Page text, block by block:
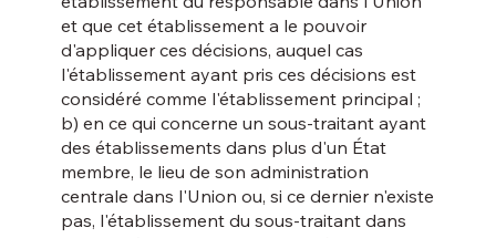
et que cet établissement a le pouvoir
d'appliquer ces décisions, auquel cas
l'établissement ayant pris ces décisions est
considéré comme l'établissement principal ;
b) en ce qui concerne un sous-traitant ayant
des établissements dans plus d'un État
membre, le lieu de son administration
centrale dans l'Union ou, si ce dernier n'existe
pas, l'établissement du sous-traitant dans